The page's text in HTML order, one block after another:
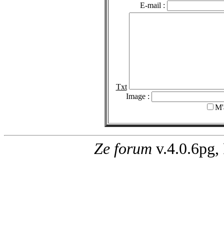
E-mail :
Txt
Image :
Ze forum